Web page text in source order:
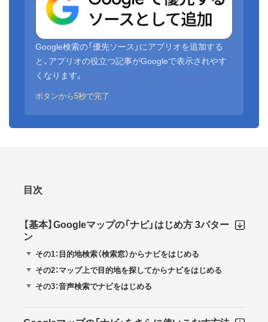
Google検索の「優先ソース」にアプリオを追加する
と、アプリオの役立つ記事がGoogleで表示されやす
くなります。
ボタンから5秒で完了
目次
【基本】Googleマップの「ナビ」はじめ方 3パター
ン
その1：目的地検索（検索窓）からナビをはじめる
その2：マップ上で目的地を探してからナビをはじめる
その3：音声検索でナビをはじめる